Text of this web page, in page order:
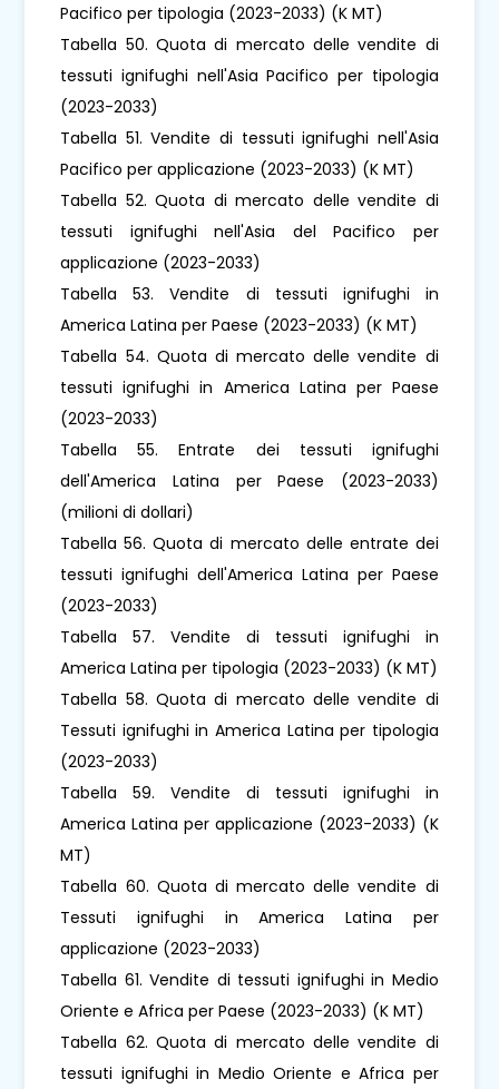
Pacifico per tipologia (2023-2033) (K MT)
Tabella 50. Quota di mercato delle vendite di
tessuti ignifughi nell'Asia Pacifico per tipologia
(2023-2033)
Tabella 51. Vendite di tessuti ignifughi nell'Asia
Pacifico per applicazione (2023-2033) (K MT)
Tabella 52. Quota di mercato delle vendite di
tessuti ignifughi nell'Asia del Pacifico per
applicazione (2023-2033)
Tabella 53. Vendite di tessuti ignifughi in
America Latina per Paese (2023-2033) (K MT)
Tabella 54. Quota di mercato delle vendite di
tessuti ignifughi in America Latina per Paese
(2023-2033)
Tabella 55. Entrate dei tessuti ignifughi
dell'America Latina per Paese (2023-2033)
(milioni di dollari)
Tabella 56. Quota di mercato delle entrate dei
tessuti ignifughi dell'America Latina per Paese
(2023-2033)
Tabella 57. Vendite di tessuti ignifughi in
America Latina per tipologia (2023-2033) (K MT)
Tabella 58. Quota di mercato delle vendite di
Tessuti ignifughi in America Latina per tipologia
(2023-2033)
Tabella 59. Vendite di tessuti ignifughi in
America Latina per applicazione (2023-2033) (K
MT)
Tabella 60. Quota di mercato delle vendite di
Tessuti ignifughi in America Latina per
applicazione (2023-2033)
Tabella 61. Vendite di tessuti ignifughi in Medio
Oriente e Africa per Paese (2023-2033) (K MT)
Tabella 62. Quota di mercato delle vendite di
tessuti ignifughi in Medio Oriente e Africa per